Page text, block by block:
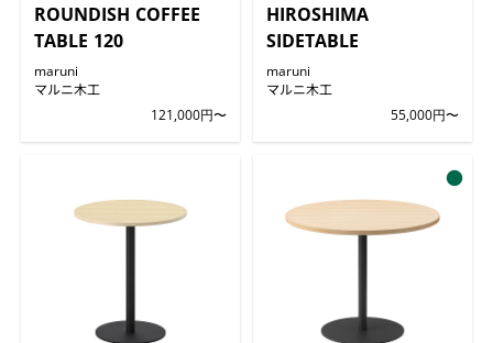
ROUNDISH COFFEE
TABLE 120
maruni
マルニ木工
121,000円〜
HIROSHIMA
SIDETABLE
maruni
マルニ木工
55,000円〜
●